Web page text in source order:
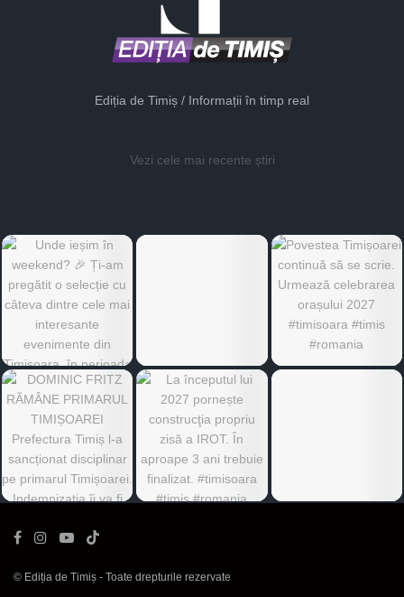
Ediția de Timiș / Informații în timp real
Vezi cele mai recente știri
© Ediția de Timiș - Toate drepturile rezervate